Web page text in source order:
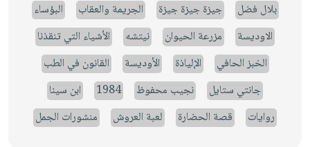
بلال فضل جيزة جيزة جيزة الجريمة والعقاب
البؤساء
الاوديسة
مزرعة الحيوان نيتشه
الأشياء التي تنقذنا
الخبز الحافي
الإلياذة الأوديسة
القانون في الطب
جانتي ستايل
نجيب محفوظ 1984
ابن سينا
روايات
قصة الحضارة لعبة العروش منشورات الجمل